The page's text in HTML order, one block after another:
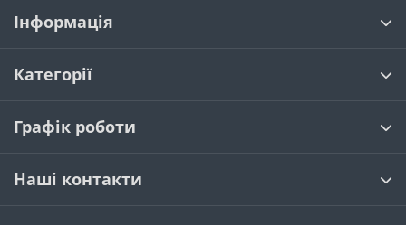
Інформація
Категорії
Графік роботи
Наші контакти